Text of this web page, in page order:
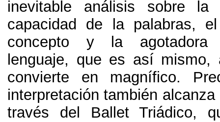
inevitable análisis sobre la
capacidad de la palabras,
concepto y la agotadora
lenguaje, que es así mismo,
convierte en magnífico.
interpretación también
través del Ballet Triádico,